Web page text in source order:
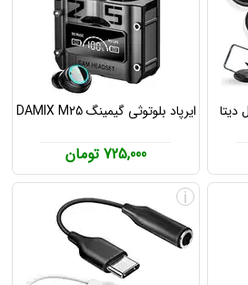
دیتا ایرپاد بلوتوثی گیمینگ DAMIX M25
725,000 تومان
i